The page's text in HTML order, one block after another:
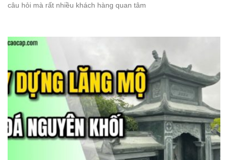
câu hỏi mà rất nhiều khách hàng quan tâm